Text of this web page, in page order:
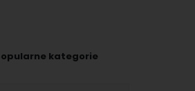
kategorie